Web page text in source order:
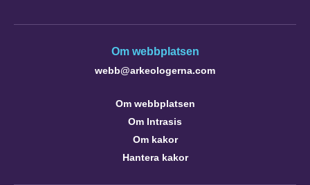
Om webbplatsen
webb@arkeologerna.com
Om webbplatsen
Om Intrasis
Om kakor
Hantera kakor